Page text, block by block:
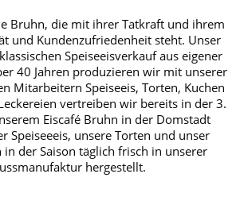
Bruhn, die mit ihrer Tatkraft und ihrem
und Kundenzufriedenheit steht. Unser
Speiseeisverkauf aus eigener
40 Jahren produzieren wir mit unserer
Mitarbeitern Speiseeis, Torten, Kuchen
vertreiben wir bereits in der 3.
Eiscafé Bruhn in der Domstadt
Speiseeeis, unsere Torten und unser
in der Saison täglich frisch in unserer
hergestellt.